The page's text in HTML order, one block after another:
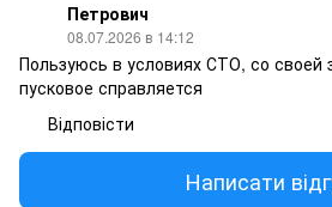
Петрович
08.07.2026 в 14:12
Пользуюсь в условиях СТО, со своей
пусковое справляется
Відповісти
Написати